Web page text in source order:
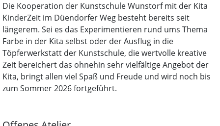
Die Kooperation der Kunstschule Wunstorf mit der Kita
KinderZeit im Düendorfer Weg besteht bereits seit
längerem. Sei es das Experimentieren rund ums Thema
Farbe in der Kita selbst oder der Ausflug in die
Töpferwerkstatt der Kunstschule, die wertvolle kreative
Zeit bereichert das ohnehin sehr vielfältige Angebot der
Kita, bringt allen viel Spaß und Freude und wird noch bis
zum Sommer 2026 fortgeführt.